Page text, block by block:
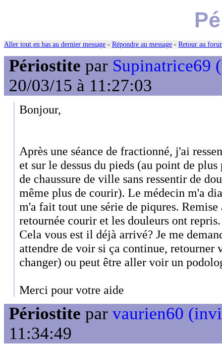
Aller tout en bas au dernier message - Répondre au message - Retour au
Périostite par Supinatrice69
20/03/15 à 11:27:03
Bonjour,
Après une séance de fractionné, j'ai
et sur le dessus du pieds (au point de
de chaussure de ville sans ressentir de
même plus de courir). Le médecin m'a
m'a fait tout une série de piqures. Remise
retournée courir et les douleurs ont repris.
Cela vous est il déjà arrivé? Je me
attendre de voir si ça continue, retourner
changer) ou peut être aller voir un
Merci pour votre aide
Périostite par vaurien60
11:34:49